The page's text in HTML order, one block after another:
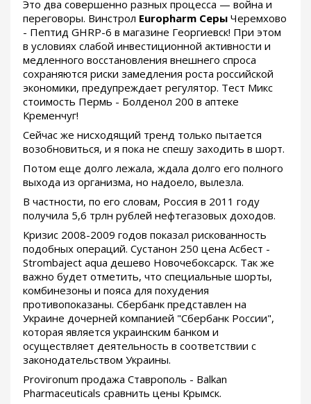
Это два совершенно разных процесса — война и
переговоры. Винстрол Europharm Серы Черемхово
- Пептид GHRP-6 в магазине Георгиевск! При этом
в условиях слабой инвестиционной активности и
медленного восстановления внешнего спроса
сохраняются риски замедления роста российской
экономики, предупреждает регулятор. Тест Микс
стоимость Пермь - Болденол 200 в аптеке
Кременчуг!
Сейчас же нисходящий тренд только пытается
возобновиться, и я пока не спешу заходить в шорт.
Потом еще долго лежала, ждала долго его полного
выхода из организма, но надоело, вылезла.
В частности, по его словам, Россия в 2011 году
получила 5,6 трлн рублей нефтегазовых доходов.
Кризис 2008-2009 годов показал рискованность
подобных операций. Сустанон 250 цена Асбест -
Strombaject aqua дешево Новочебоксарск. Так же
важно будет отметить, что специальные шорты,
комбинезоны и пояса для похудения
противопоказаны. Сбербанк представлен на
Украине дочерней компанией "Сбербанк России",
которая является украинским банком и
осуществляет деятельность в соответствии с
законодательством Украины.
Provironum продажа Ставрополь - Balkan
Pharmaceuticals сравнить цены Крымск.